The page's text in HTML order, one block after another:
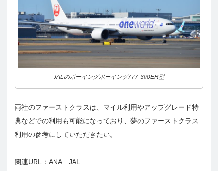
JALのボーイングボーイング777-300ER型
両社のファーストクラスは、マイル利用やアップグレード特
典などでの利用も可能になっており、夢のファーストクラス
利用の参考にしていただきたい。
関連URL：ANA JAL